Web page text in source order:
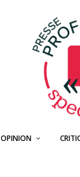
OPINION